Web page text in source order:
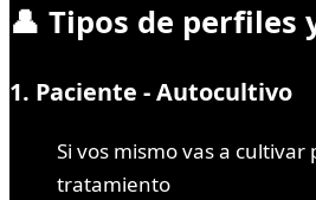
👤 Tipos de perfiles
1. Paciente - Autocultivo
Si vos mismo vas a cultivar
tratamiento